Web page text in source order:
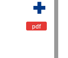
pdf